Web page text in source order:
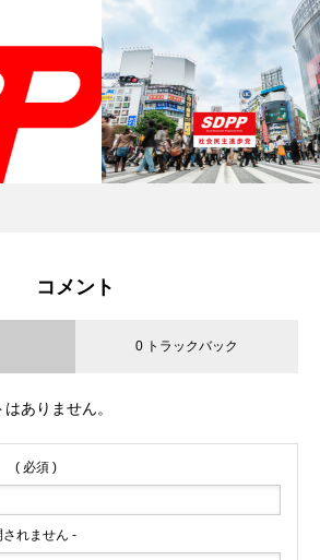
コメント
0 トラックバック
ありません。
( 必須 )
されません -